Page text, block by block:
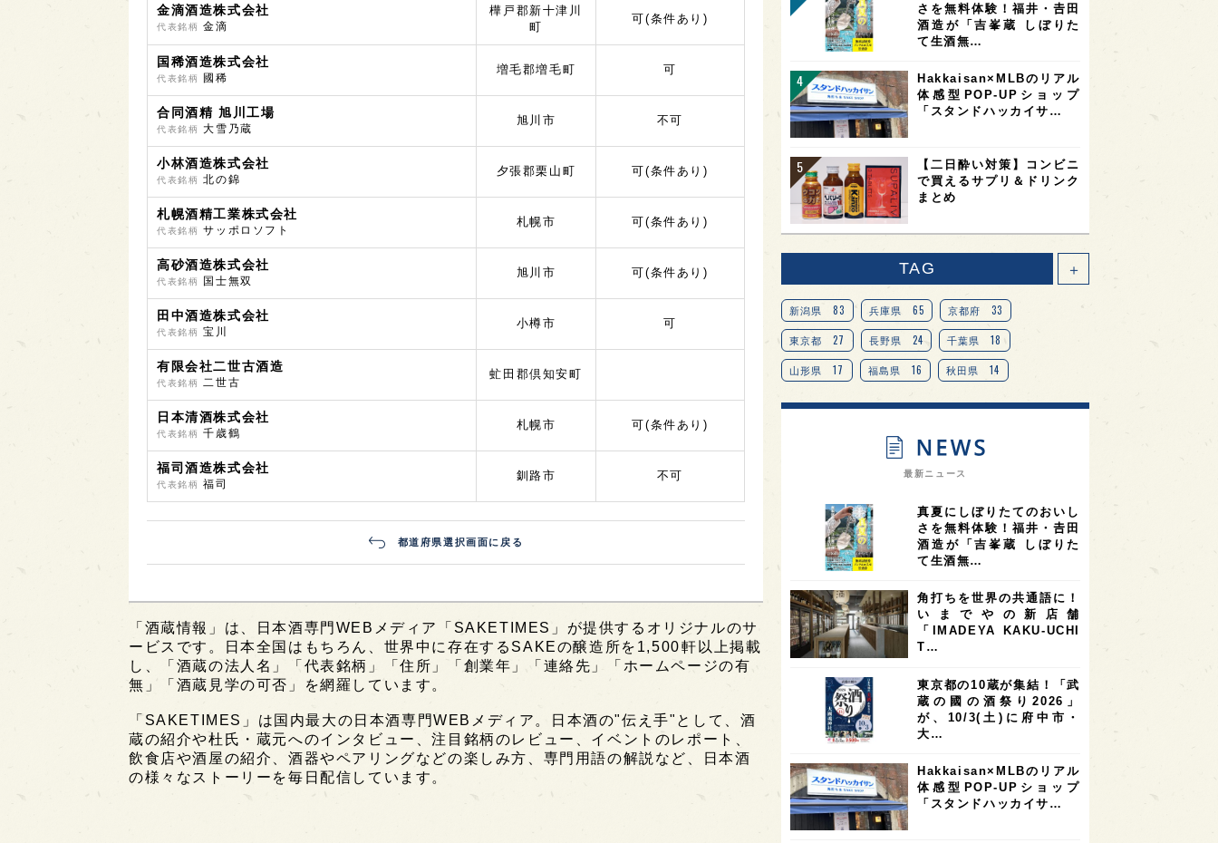
金滴酒造株式会社
代表銘柄 金滴
樺戸郡新十津川
町
可(条件あり)
国稀酒造株式会社
代表銘柄 國稀
増毛郡増毛町 可
合同酒精 旭川工場
代表銘柄 大雪乃蔵
旭川市 不可
小林酒造株式会社
代表銘柄 北の錦
夕張郡栗山町 可(条件あり)
札幌酒精工業株式会社
代表銘柄 サッポロソフト
札幌市 可(条件あり)
高砂酒造株式会社
代表銘柄 国士無双
旭川市 可(条件あり)
田中酒造株式会社
代表銘柄 宝川
小樽市 可
有限会社二世古酒造
代表銘柄 二世古
虻田郡倶知安町
日本清酒株式会社
代表銘柄 千歳鶴
札幌市 可(条件あり)
福司酒造株式会社
代表銘柄 福司
釧路市 不可
都道府県選択画面に戻る
「酒蔵情報」は、日本酒専門WEBメディア「SAKETIMES」が提供するオリジナルのサ
ービスです。日本全国はもちろん、世界中に存在するSAKEの醸造所を1,500軒以上掲載
し、「酒蔵の法人名」「代表銘柄」「住所」「創業年」「連絡先」「ホームページの有
無」「酒蔵見学の可否」を網羅しています。
「SAKETIMES」は国内最大の日本酒専門WEBメディア。日本酒の"伝え手"として、酒
蔵の紹介や杜氏・蔵元へのインタビュー、注目銘柄のレビュー、イベントのレポート、
飲食店や酒屋の紹介、酒器やペアリングなどの楽しみ方、専門用語の解説など、日本酒
の様々なストーリーを毎日配信しています。
さを無料体験！福井・𠮷田
酒造が「吉峯蔵 しぼりた
て生酒無…
Hakkaisan×MLBのリアル
体感型POP-UPショップ
「スタンドハッカイサ…
【二日酔い対策】コンビニ
で買えるサプリ＆ドリンク
まとめ
TAG ＋
東京都 27 長野県 24 千葉県 18
山形県 17 福島県 16
13 茨城県 12 栃木県 11
オピニオンリーダーの視点
広島県 8 山梨県 7
石川県 7 奈良県 滋賀県 7 和歌山県 6
6 フランス
真夏にしぼりたてのおいし
さを無料体験！福井・𠮷田